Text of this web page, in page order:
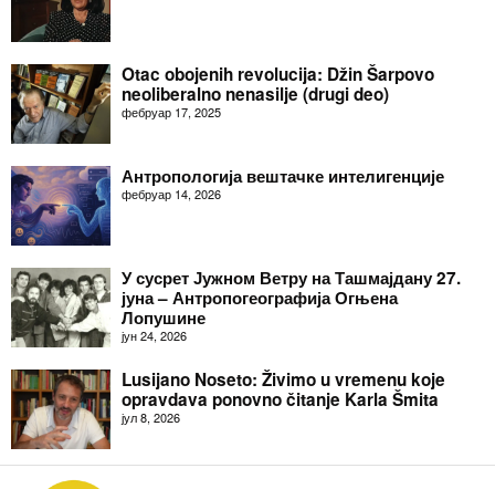
Otac obojenih revolucija: Džin Šarpovo
neoliberalno nenasilje (drugi deo)
фебруар 17, 2025
Антропологија вештачке интелигенције
фебруар 14, 2026
У сусрет Јужном Ветру на Ташмајдану 27.
јуна – Антропогеографија Огњена
Лопушине
јун 24, 2026
Lusijano Noseto: Živimo u vremenu koje
opravdava ponovno čitanje Karla Šmita
јул 8, 2026